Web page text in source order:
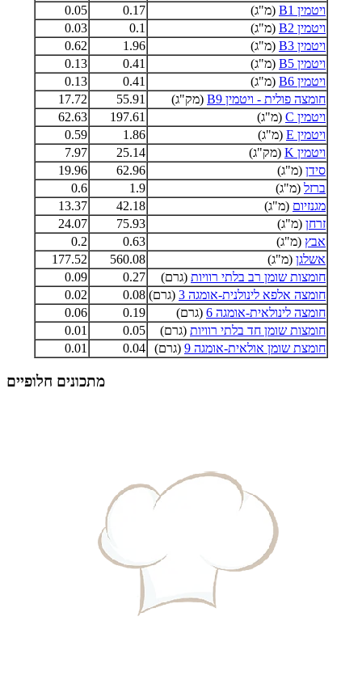
ויטמין B1
(מ"ג) 0.17
0.05
ויטמין B2
(מ"ג) 0.1
0.03
ויטמין B3
(מ"ג) 1.96
0.62
ויטמין B5
(מ"ג) 0.41
0.13
ויטמין B6
(מ"ג) 0.41
0.13
חומצה פולית - ויטמין B9
(מק"ג) 55.91
17.72
ויטמין C
(מ"ג) 197.61
62.63
ויטמין E
(מ"ג) 1.86
0.59
ויטמין K
(מק"ג) 25.14
7.97
סידן (מ"ג) 62.96
19.96
ברזל (מ"ג) 1.9
0.6
מגנזיום (מ"ג) 42.18
13.37
זרחן (מ"ג) 75.93
24.07
אבץ (מ"ג) 0.63
0.2
אשלגן (מ"ג) 560.08
177.52
חומצות שומן רב בלתי רוויות (גרם) 0.27
0.09
חומצה אלפא לינולנית-אומגה 3
(גרם) 0.08
0.02
חומצה לינולאית-אומגה 6
(גרם) 0.19
0.06
חומצות שומן חד בלתי רוויות (גרם) 0.05
0.01
חומצת שומן אולאית-אומגה 9
(גרם) 0.04
0.01
מתכונים חלופיים